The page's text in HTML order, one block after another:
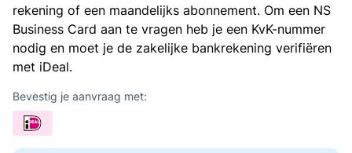
rekening of een maandelijks abonnement. Om een NS
Business Card aan te vragen heb je een KvK-nummer
nodig en moet je de zakelijke bankrekening verifiëren
met iDeal.
Bevestig je aanvraag met: